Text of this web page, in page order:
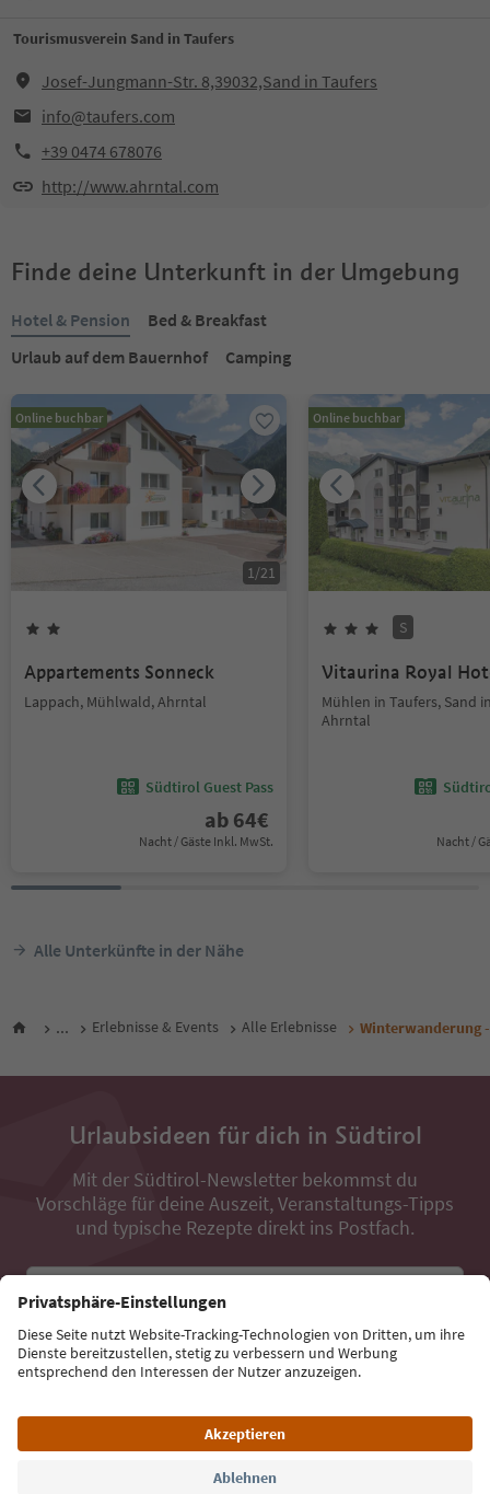
Tourismusverein Sand in Taufers
Josef-Jungmann-Str. 8,39032,Sand in Taufers
info@taufers.com
+39 0474 678076
http://www.ahrntal.com
Finde deine Unterkunft in der Umgebung
Hotel & Pension
Bed & Breakfast
Urlaub auf dem Bauernhof
Camping
Online buchbar
1/21
Appartements Sonneck
Lappach, Mühlwald, Ahrntal
Südtirol Guest Pass
ab 64€
Nacht / Gäste Inkl. MwSt.
Online buchbar
S
Vitaurina Royal
Mühlen in Taufers, Sand
Ahrntal
Nacht /
Alle Unterkünfte in der Nähe
... Erlebnisse & Events Alle Erlebnisse Winterwanderung
Urlaubsideen für dich in Südtirol
Mit der Südtirol-Newsletter bekommst du
Vorschläge für deine Auszeit, Veranstaltungs-Tipps
und typische Rezepte direkt ins Postfach.
E-Mail Adresse
Jetzt anmelden